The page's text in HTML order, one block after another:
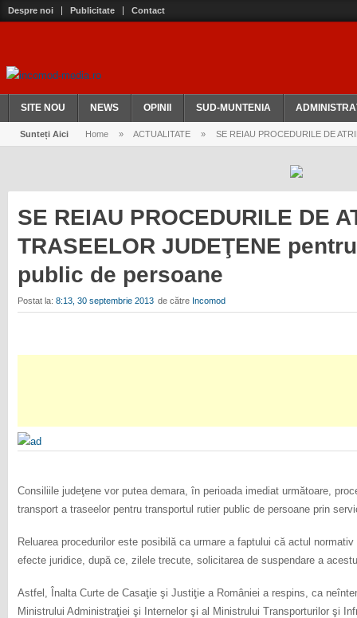
Despre noi Publicitate Contact
SITE NOU NEWS OPINII SUD-MUNTENIA
Sunteți Aici Home » ACTUALITATE » SE REIAU PROCEDURILE DE
SE REIAU PROCEDURILE DE
TRASEELOR JUDEŢENE
public de persoane
Postat la: 8:13, 30 septembrie 2013 de către Incomod
Consiliile judeţene vor putea demara, în perioada imediat următoare,
transport a traseelor pentru transportul rutier public de persoane prin
Reluarea procedurilor este posibilă ca urmare a faptului că actul
efecte juridice, după ce, zilele trecute, solicitarea de suspendare a
Astfel, Înalta Curte de Casaţie şi Justiţie a României a respins, ca
Ministrului Administraţiei şi Internelor şi al Ministrului Transporturilor şi